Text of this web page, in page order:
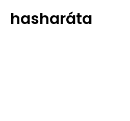
hasharáta